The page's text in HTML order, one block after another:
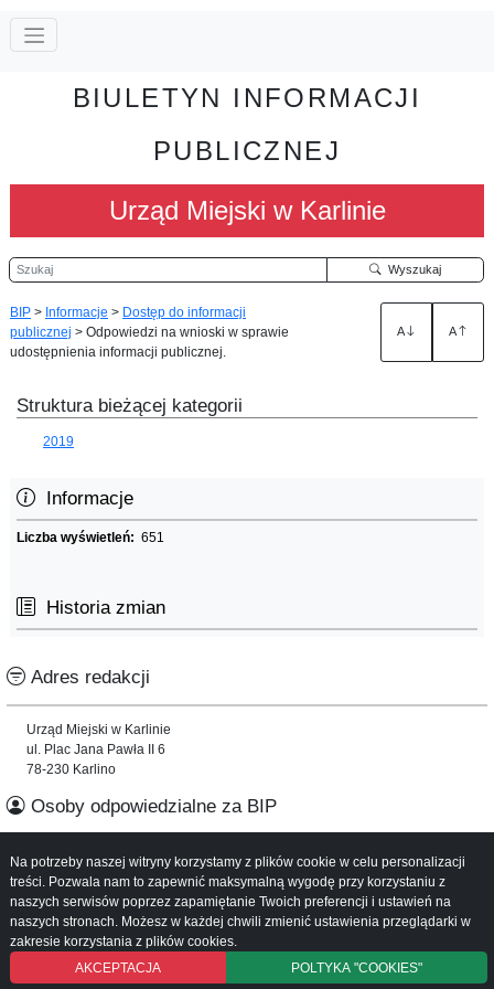
BIULETYN INFORMACJI
PUBLICZNEJ
Urząd Miejski w Karlinie
Szukaj Wyszukaj
BIP > Informacje > Dostęp do informacji
publicznej > Odpowiedzi na wnioski w sprawie
udostępnienia informacji publicznej.
A A
Struktura bieżącej kategorii
2019
Informacje
Liczba wyświetleń: 651
Historia zmian
Adres redakcji
Urząd Miejski w Karlinie
ul. Plac Jana Pawła II 6
78-230 Karlino
Osoby odpowiedzialne za BIP
Informacje o serwisie
Mapa serwisu
Instrukcja obsługi
Na potrzeby naszej witryny korzystamy z plików cookie w celu personalizacji
treści. Pozwala nam to zapewnić maksymalną wygodę przy korzystaniu z
naszych serwisów poprzez zapamiętanie Twoich preferencji i ustawień na
naszych stronach. Możesz w każdej chwili zmienić ustawienia przeglądarki w
zakresie korzystania z plików cookies.
AKCEPTACJA
POLTYKA "COOKIES"